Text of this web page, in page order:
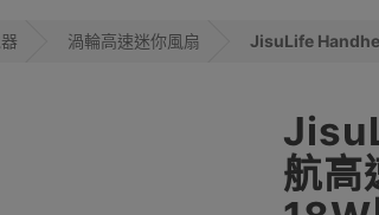
渦輪高速迷你風扇 JisuLife
航高